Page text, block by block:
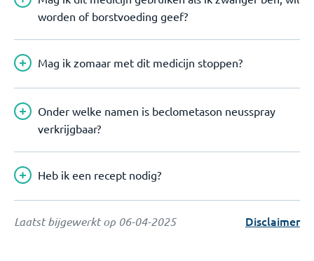
worden of borstvoeding geef?
Mag ik zomaar met dit medicijn stoppen?
Onder welke namen is beclometason neusspray
verkrijgbaar?
Heb ik een recept nodig?
Laatst bijgewerkt op 06-04-2025 Disclaimer